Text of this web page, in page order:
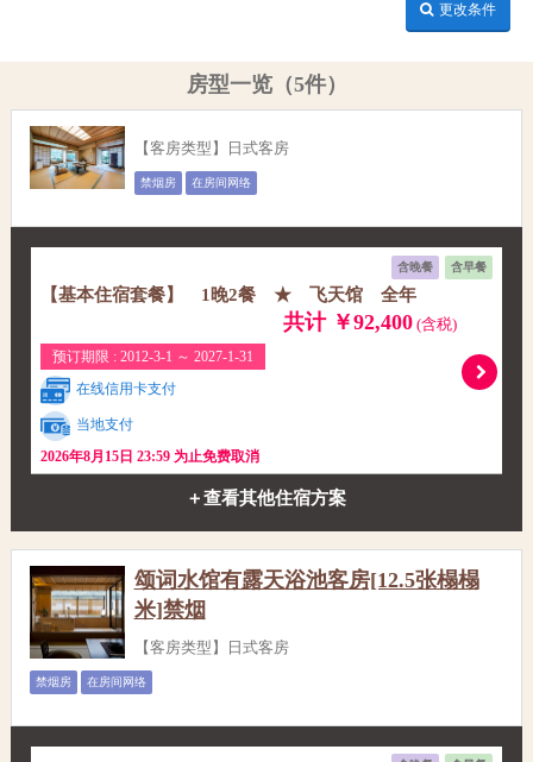
更改条件
房型一览（5件）
【客房类型】日式客房
禁烟房 在房间网络
含早餐
含晚餐
【基本住宿套餐】 1晚2餐 ★ 飞天馆 全年
共计 ￥92,400(含税)
预订期限 : 2012-3-1 ～ 2027-1-31
在线信用卡支付
当地支付
2026年8月15日 23:59 为止免费取消
＋查看其他住宿方案
颂词水馆有露天浴池客房[12.5张榻榻
米]禁烟
【客房类型】日式客房
禁烟房 在房间网络